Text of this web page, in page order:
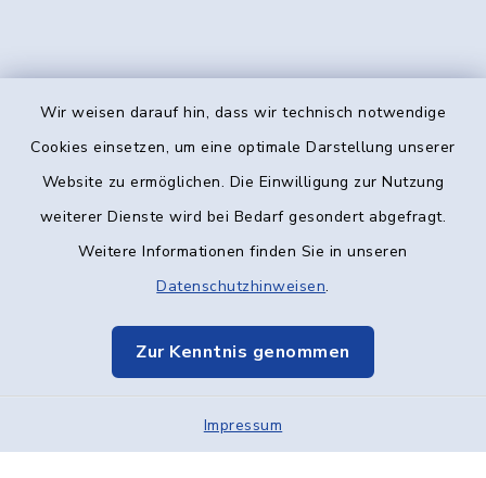
Wir weisen darauf hin, dass wir technisch notwendige
Cookies einsetzen, um eine optimale Darstellung unserer
Website zu ermöglichen. Die Einwilligung zur Nutzung
weiterer Dienste wird bei Bedarf gesondert abgefragt.
Weitere Informationen finden Sie in unseren
Datenschutzhinweisen.
Zur Kenntnis genommen
Impressum
Kontakt
Datenschutz
Elektronische Kommunikation
Sitemap